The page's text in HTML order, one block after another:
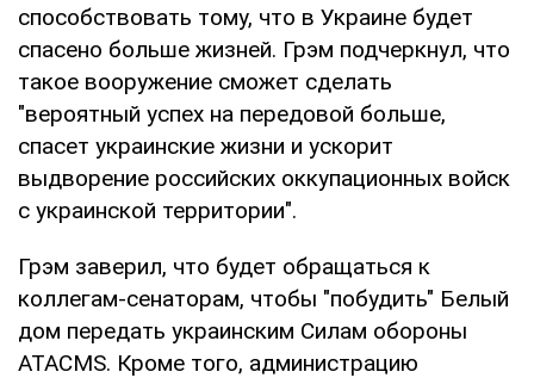
способствовать тому, что в Украине будет
спасено больше жизней. Грэм подчеркнул, что
такое вооружение сможет сделать
"вероятный успех на передовой больше,
спасет украинские жизни и ускорит
выдворение российских оккупационных войск
с украинской территории".
Грэм заверил, что будет обращаться к
коллегам-сенаторам, чтобы "побудить" Белый
дом передать украинским Силам обороны
ATACMS. Кроме того, администрацию